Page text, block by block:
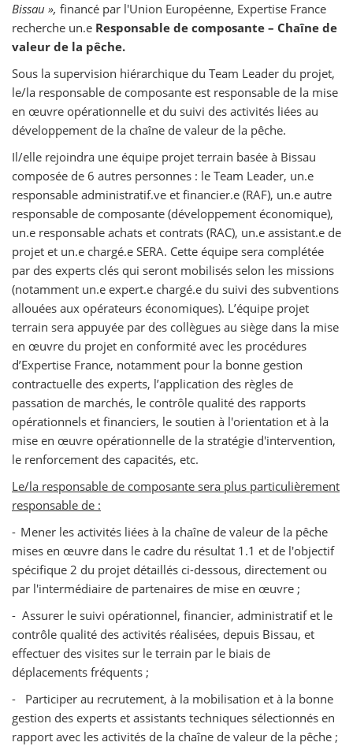
Bissau », financé par l'Union Européenne, Expertise France
recherche un.e Responsable de composante – Chaîne de
valeur de la pêche.
Sous la supervision hiérarchique du Team Leader du projet,
le/la responsable de composante est responsable de la mise
en œuvre opérationnelle et du suivi des activités liées au
développement de la chaîne de valeur de la pêche.
Il/elle rejoindra une équipe projet terrain basée à Bissau
composée de 6 autres personnes : le Team Leader, un.e
responsable administratif.ve et financier.e (RAF), un.e autre
responsable de composante (développement économique),
un.e responsable achats et contrats (RAC), un.e assistant.e de
projet et un.e chargé.e SERA. Cette équipe sera complétée
par des experts clés qui seront mobilisés selon les missions
(notamment un.e expert.e chargé.e du suivi des subventions
allouées aux opérateurs économiques). L’équipe projet
terrain sera appuyée par des collègues au siège dans la mise
en œuvre du projet en conformité avec les procédures
d’Expertise France, notamment pour la bonne gestion
contractuelle des experts, l’application des règles de
passation de marchés, le contrôle qualité des rapports
opérationnels et financiers, le soutien à l'orientation et à la
mise en œuvre opérationnelle de la stratégie d'intervention,
le renforcement des capacités, etc.
Le/la responsable de composante sera plus particulièrement
responsable de :
- Mener les activités liées à la chaîne de valeur de la pêche
mises en œuvre dans le cadre du résultat 1.1 et de l'objectif
spécifique 2 du projet détaillés ci-dessous, directement ou
par l'intermédiaire de partenaires de mise en œuvre ;
- Assurer le suivi opérationnel, financier, administratif et le
contrôle qualité des activités réalisées, depuis Bissau, et
effectuer des visites sur le terrain par le biais de
déplacements fréquents ;
-
Participer au recrutement, à la mobilisation et à la bonne
gestion des experts et assistants techniques sélectionnés en
rapport avec les activités de la chaîne de valeur de la pêche ;